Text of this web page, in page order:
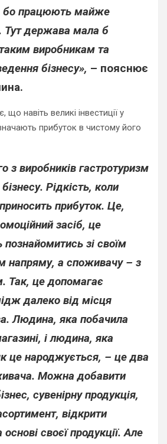
бо працюють майже
Тут держава мала б
виробникам та
бізнесу», – пояснює
що навіть великі інвестиції у
прибуток в чистому його
з виробників гастротуризм
Рідкість, коли
прибуток. Це,
засіб, це
зі своїм
напряму, а споживачу – з
Так, це допомагає
далеко від місця
Людина, яка побачила
і людина, яка
це народжується, – це два
Можна добавити
сувенірну продукція,
відкрити
своєї продукції. Але